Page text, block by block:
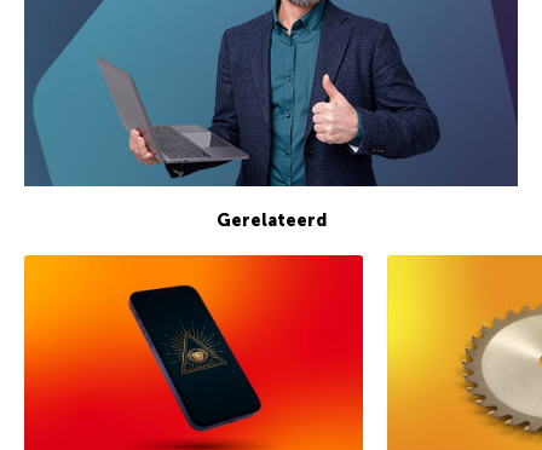
Gerelateerd